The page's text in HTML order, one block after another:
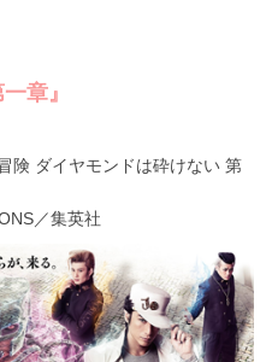
章』
険 ダイヤモンドは砕けない 第
／集英社